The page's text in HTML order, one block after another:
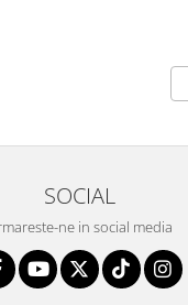
SOCIAL
ne in social media